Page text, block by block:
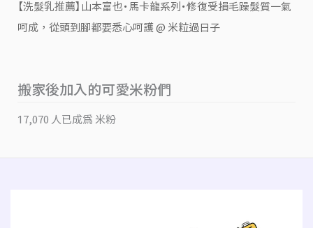
【洗髮乳推薦】山本富也・馬卡龍系列・修復受損毛躁髮質一氣
呵成，從頭到腳都要悉心呵護 @ 米粒過日子
搬家後加入的可愛米粉們
17,070 人已成為 米粉